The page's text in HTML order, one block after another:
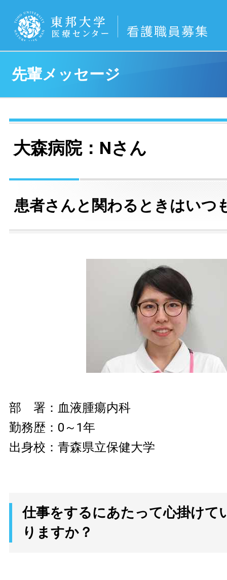
先輩メッセージ
大森病院：Nさん
患者さんと関わるときはいつ
部 署：血液腫瘍内科
勤務歴：0～1年
出身校：青森県立保健大学
仕事をするにあたって心掛けて
りますか？